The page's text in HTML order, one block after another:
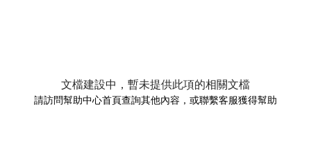
文檔建設中，暫未提供此項的相關文檔
請訪問幫助中心首頁查詢其他內容，或聯繫客服獲得幫助